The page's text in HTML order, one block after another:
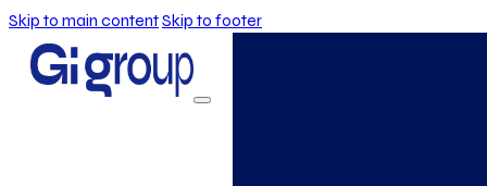
Skip to main contentSkip to footer